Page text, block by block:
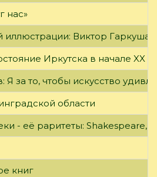
нас»
иллюстрации: Виктор Гаркуша
Иркутска в начале XX
Я за то, чтобы искусство
области
- её раритеты: Shakespeare,
книг